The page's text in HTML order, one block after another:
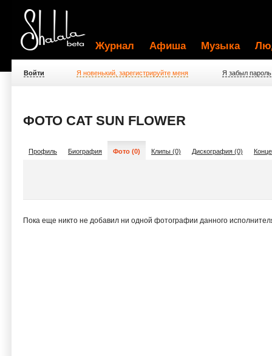
Журнал Афиша Музыка
Войти Я новенький, зарегистрируйте меня Я забыл пароль
ФОТО CAT SUN FLOWER
Профиль Биография Фото (0) Клипы (0) Дискография (0)
Пока еще никто не добавил ни одной фотографии данного